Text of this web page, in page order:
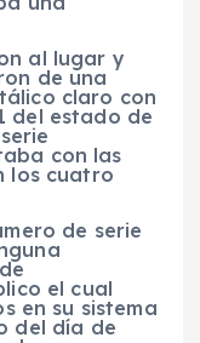
al lugar y
de una
claro con
del estado de
con las
los cuatro
de serie
el cual
en su sistema
del día de